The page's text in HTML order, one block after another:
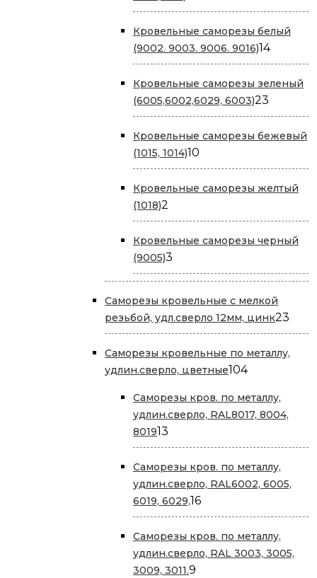
товара
Кровельные саморезы белый
(9002. 9003. 9006. 9016)1414
товаров
Кровельные саморезы зеленый
(6005,6002,6029, 6003)23
товара
Кровельные саморезы бежевый
(1015, 1014)10
товаров
Кровельные саморезы желтый
(1018)2
товара
Кровельные саморезы черный
(9005)3
товара
Саморезы кровельные с мелкой
резьбой, удл.сверло 12мм, цинк23
Саморезы кровельные по металлу,
удлин.сверло, цветные104104
Саморезы кров. по металлу,
удлин.сверло, RAL8017, 8004,
801913
товаров
Саморезы кров. по металлу,
удлин.сверло, RAL6002, 6005,
6019, 6029,1616
товаров
Саморезы кров. по металлу,
удлин.сверло, RAL 3003, 3005,
3009, 3011.9